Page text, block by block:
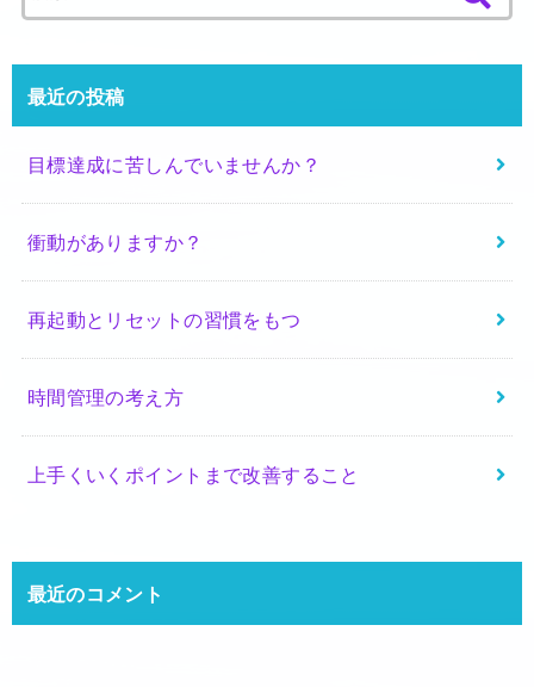
索
最近の投稿
目標達成に苦しんでいませんか？
衝動がありますか？
再起動とリセットの習慣をもつ
時間管理の考え方
上手くいくポイントまで改善すること
最近のコメント